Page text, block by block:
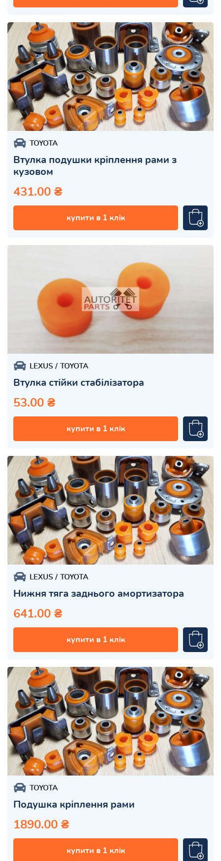
TOYOTA
Втулка подушки кріплення рами з
кузовом
431.00 ₴
купити в 1 клік
LEXUS TOYOTA
Втулка стійки стабілізатора
53.00 ₴
купити в 1 клік
LEXUS TOYOTA
Нижня тяга заднього амортизатора
641.00 ₴
купити в 1 клік
TOYOTA
Подушка кріплення рами
1890.00 ₴
купити в 1 клік